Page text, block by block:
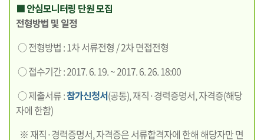
■ 안심모니터링 단원 모집
전형방법 및 일정
○ 전형방법 : 1차 서류전형 / 2차 면접전형
○ 접수기간 : 2017. 6. 19. ~ 2017. 6. 26. 18:00
○ 제출서류 :참가신청서(공통), 재직·경력증명서, 자격증(해당
자에 한함)
※ 재직·경력증명서, 자격증은 서류합격자에 한해 해당자만 면